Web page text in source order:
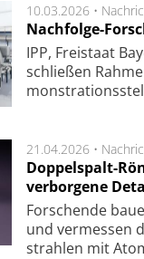
10.03.2026 •
Nachfolge-
IPP, Frei­staat
schließen
21.04.2026 •
Doppelspalt-
verborgene
For­schen­de
und ver­mes­sen
strah­len mit